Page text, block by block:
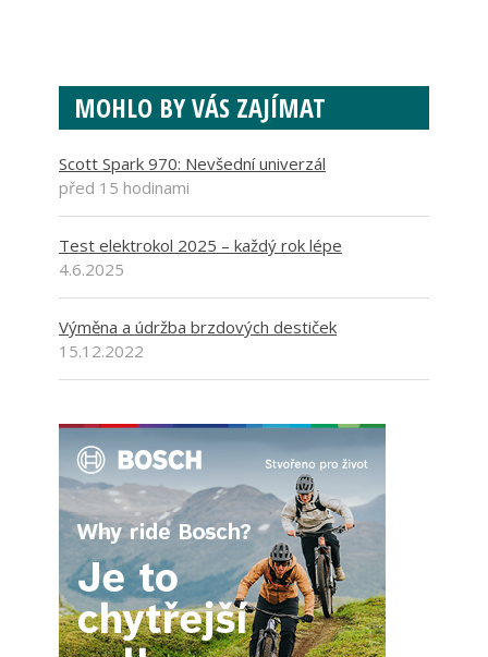
MOHLO BY VÁS ZAJÍMAT
Scott Spark 970: Nevšední univerzál
před 15 hodinami
Test elektrokol 2025 – každý rok lépe
4.6.2025
Výměna a údržba brzdových destiček
15.12.2022